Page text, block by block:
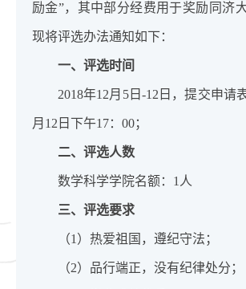
励金”，其中部分经费用于奖励同济
现将评选办法通知如下：
一、评选时间
2018年12月5日-12日，提交申请
月12日下午17：00；
二、评选人数
数学科学学院名额：1人
三、评选要求
（1）热爱祖国，遵纪守法；
（2）品行端正，没有纪律处分；